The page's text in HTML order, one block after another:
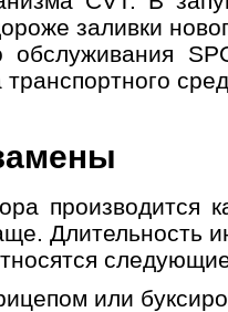
заливки
обслуживания
Длительность
или
Выбор
услуги